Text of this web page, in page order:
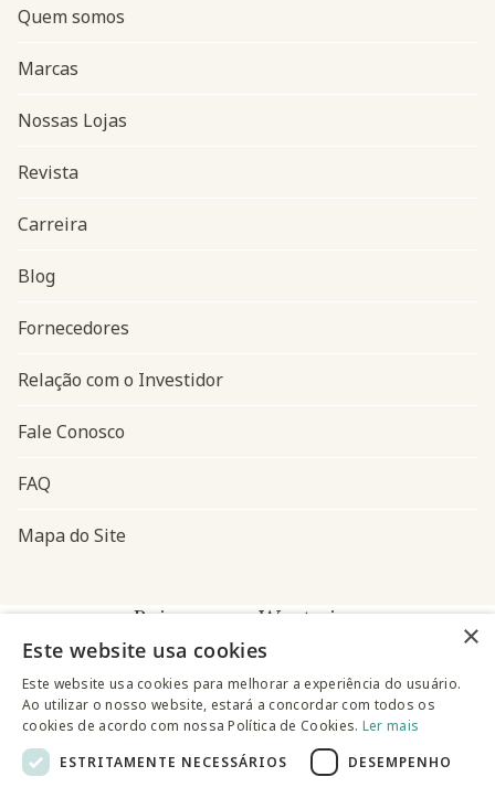
Navegação do rodapé
Quem somos
Marcas
Nossas Lojas
Revista
Carreira
Blog
Fornecedores
Relação com o Investidor
Fale Conosco
FAQ
Mapa do Site
Baixe o app Westwing
×
Este website usa cookies
Este website usa cookies para melhorar a experiência do usuário.
Ao utilizar o nosso website, estará a concordar com todos os
cookies de acordo com nossa Política de Cookies. Ler mais
ESTRITAMENTE NECESSÁRIOS
DESEMPENHO